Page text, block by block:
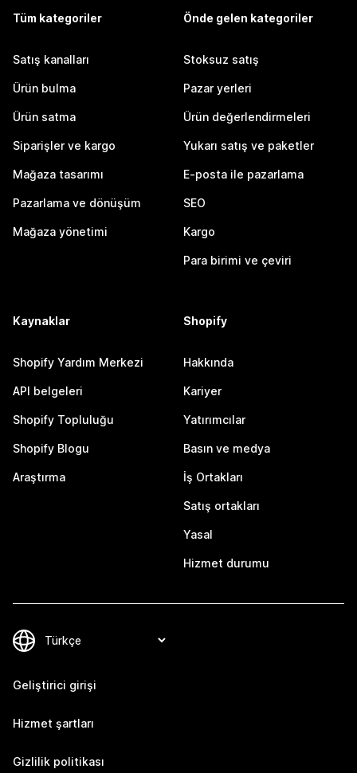
Tüm kategoriler
Satış kanalları
Ürün bulma
Ürün satma
Siparişler ve kargo
Mağaza tasarımı
Pazarlama ve dönüşüm
Mağaza yönetimi
Önde gelen kategoriler
Stoksuz satış
Pazar yerleri
Ürün değerlendirmeleri
Yukarı satış ve paketler
E-posta ile pazarlama
SEO
Kargo
Para birimi ve çeviri
Kaynaklar
Shopify Yardım Merkezi
API belgeleri
Shopify Topluluğu
Shopify Blogu
Araştırma
Shopify
Hakkında
Kariyer
Yatırımcılar
Basın ve medya
İş Ortakları
Satış ortakları
Yasal
Hizmet durumu
Geliştirici girişi
Hizmet şartları
Gizlilik politikası